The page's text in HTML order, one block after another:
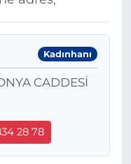
Kadınhanı
CADDESİ
28 78